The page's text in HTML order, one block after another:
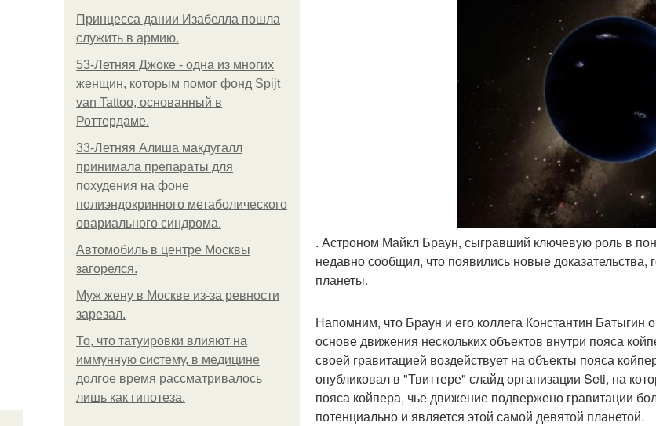
Принцесса дании Изабелла пошла
служить в армию.
53-Летняя Джоке - одна из многих
женщин, которым помог фонд Spijt
van Tattoo, основанный в
Роттердаме.
33-Летняя Алиша макдугалл
принимала препараты для
похудения на фоне
полиэндокринного метаболического
овариального синдрома.
Автомобиль в центре Москвы
загорелся.
Mуж жену в Москве из-за ревности
зарезал.
То, что татуировки влияют на
иммунную систему, в медицине
долгое время рассматривалось
лишь как гипотеза.
. Астроном Майкл Браун, сыгравший ключевую роль в
недавно сообщил, что появились новые
планеты.
Напомним, что Браун и его коллега Константин Батыгин
основе движения нескольких объектов внутри пояса
своей гравитацией воздействует на объекты пояса
опубликовал в "Твиттере" слайд организации Seti, на
пояса койпера, чье движение подвержено гравитации
потенциально и является этой самой девятой планетой.